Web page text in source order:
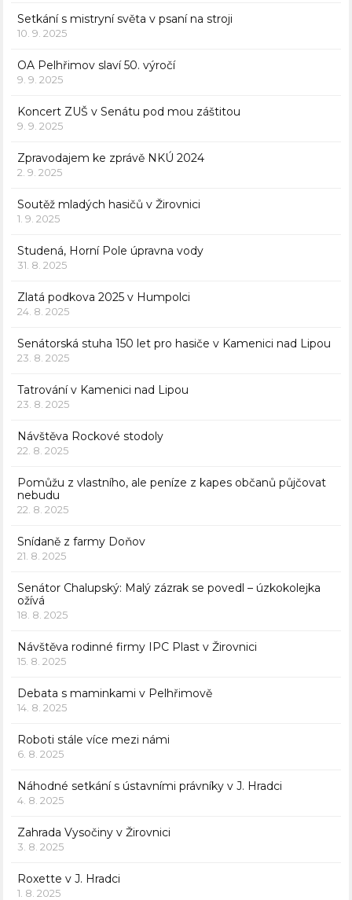
Setkání s mistryní světa v psaní na stroji
10. 9. 2025
OA Pelhřimov slaví 50. výročí
9. 9. 2025
Koncert ZUŠ v Senátu pod mou záštitou
9. 9. 2025
Zpravodajem ke zprávě NKÚ 2024
2. 9. 2025
Soutěž mladých hasičů v Žirovnici
1. 9. 2025
Studená, Horní Pole úpravna vody
31. 8. 2025
Zlatá podkova 2025 v Humpolci
24. 8. 2025
Senátorská stuha 150 let pro hasiče v Kamenici nad Lipou
23. 8. 2025
Tatrování v Kamenici nad Lipou
23. 8. 2025
Návštěva Rockové stodoly
22. 8. 2025
Pomůžu z vlastního, ale peníze z kapes občanů půjčovat
nebudu
22. 8. 2025
Snídaně z farmy Doňov
21. 8. 2025
Senátor Chalupský: Malý zázrak se povedl – úzkokolejka
ožívá
18. 8. 2025
Návštěva rodinné firmy IPC Plast v Žirovnici
15. 8. 2025
Debata s maminkami v Pelhřimově
14. 8. 2025
Roboti stále více mezi námi
6. 8. 2025
Náhodné setkání s ústavními právníky v J. Hradci
4. 8. 2025
Zahrada Vysočiny v Žirovnici
3. 8. 2025
Roxette v J. Hradci
1. 8. 2025